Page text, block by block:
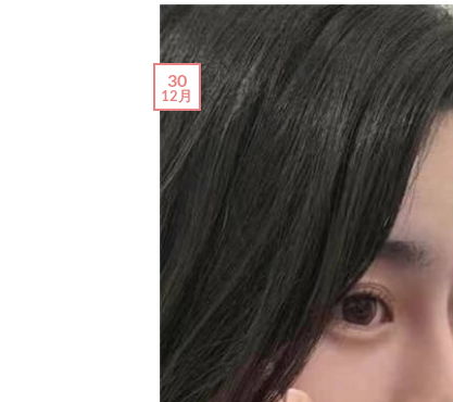
30
12月